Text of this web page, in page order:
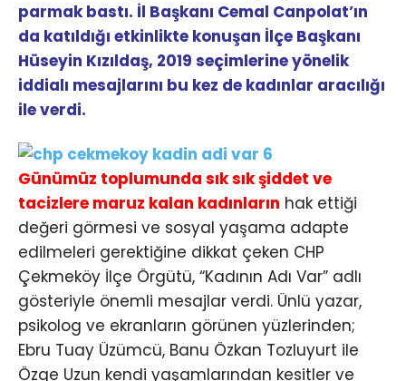
parmak bastı. İl Başkanı Cemal Canpolat’ın
da katıldığı etkinlikte konuşan İlçe Başkanı
Hüseyin Kızıldaş, 2019 seçimlerine yönelik
iddialı mesajlarını bu kez de kadınlar aracılığı
ile verdi.
Günümüz toplumunda sık sık şiddet ve
tacizlere maruz kalan kadınların hak ettiği
değeri görmesi ve sosyal yaşama adapte
edilmeleri gerektiğine dikkat çeken CHP
Çekmeköy İlçe Örgütü, “Kadının Adı Var” adlı
gösteriyle önemli mesajlar verdi. Ünlü yazar,
psikolog ve ekranların görünen yüzlerinden;
Ebru Tuay Üzümcü, Banu Özkan Tozluyurt ile
Özge Uzun kendi yaşamlarından kesitler ve